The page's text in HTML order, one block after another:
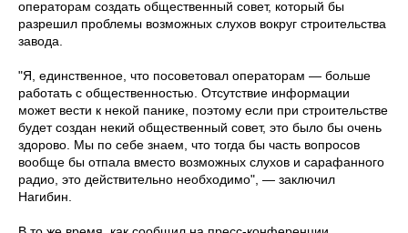
операторам создать общественный совет, который бы
разрешил проблемы возможных слухов вокруг строительства
завода.
"Я, единственное, что посоветовал операторам — больше
работать с общественностью. Отсутствие информации
может вести к некой панике, поэтому если при строительстве
будет создан некий общественный совет, это было бы очень
здорово. Мы по себе знаем, что тогда бы часть вопросов
вообще бы отпала вместо возможных слухов и сарафанного
радио, это действительно необходимо", — заключил
Нагибин.